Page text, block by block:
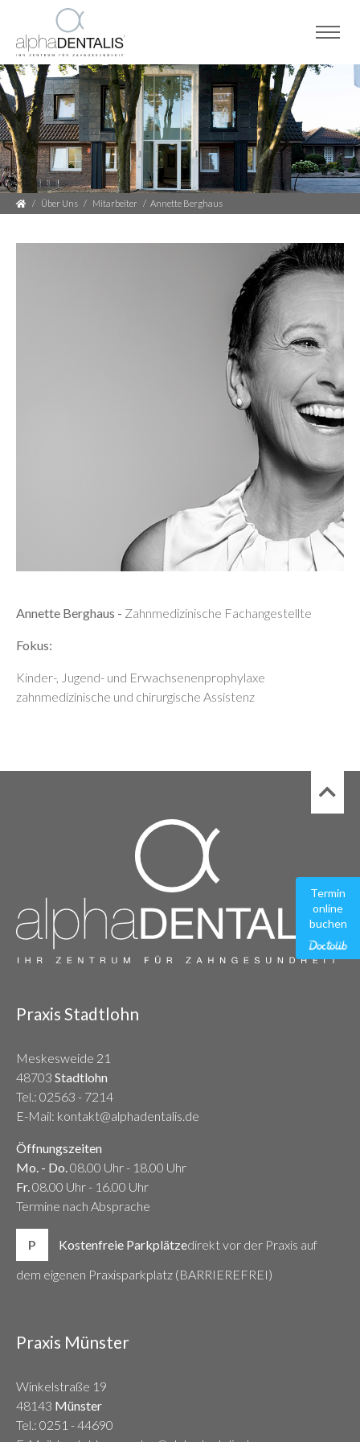
Über Uns Mitarbeiter Annette Berghaus
Annette Berghaus - Zahnmedizinische Fachangestellte
Fokus:
Kinder-, Jugend- und Erwachsenenprophylaxe
zahnmedizinische und chirurgische Assistenz
Praxis Stadtlohn
Meskesweide 21
48703 Stadtlohn
Tel.: 02563 - 7214
E-Mail: kontakt@alphadentalis.de
Öffnungszeiten
Mo. - Do.08.00 Uhr - 18.00 Uhr
Fr.08.00 Uhr - 16.00 Uhr
Termine nach Absprache
P Kostenfreie Parkplätzedirekt vor der Praxis auf
dem eigenen Praxisparkplatz (BARRIEREFREI)
Praxis Münster
Winkelstraße 19
48143 Münster
Tel.: 0251 - 44690
Termin
online
buchen